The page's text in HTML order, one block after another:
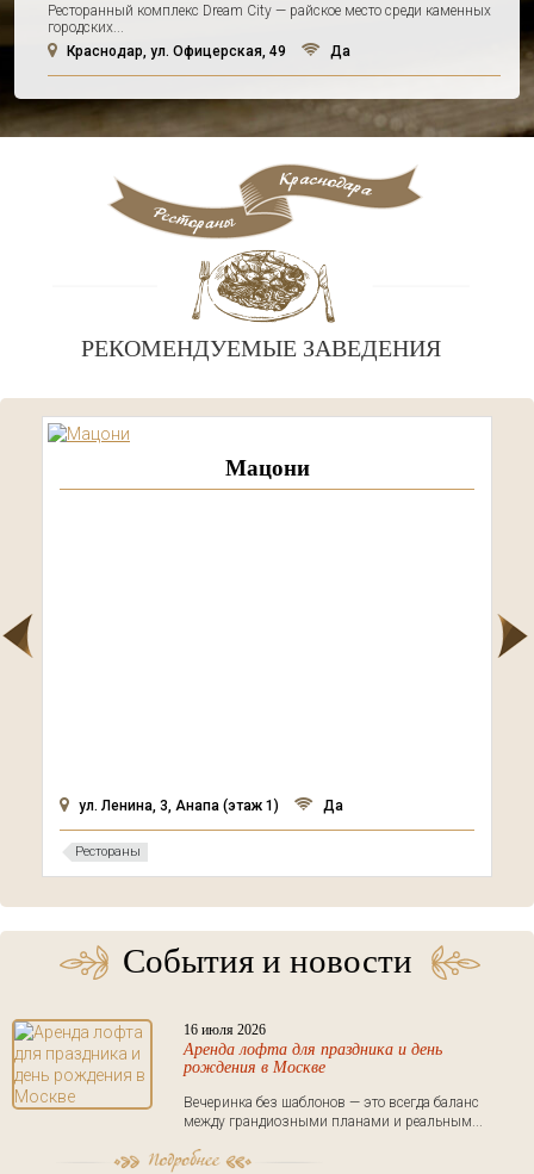
Ресторанный комплекс Dream City — райское место среди каменных
городских...
Краснодар, ул. Офицерская, 49
Да
РЕКОМЕНДУЕМЫЕ ЗАВЕДЕНИЯ
Мацони
ул. Ленина, 3, Анапа (этаж 1) Да
Рестораны
События и новости
16 июля 2026
Аренда лофта для праздника и день
рождения в Москве
Вечеринка без шаблонов — это всегда баланс
между грандиозными планами и реальным...